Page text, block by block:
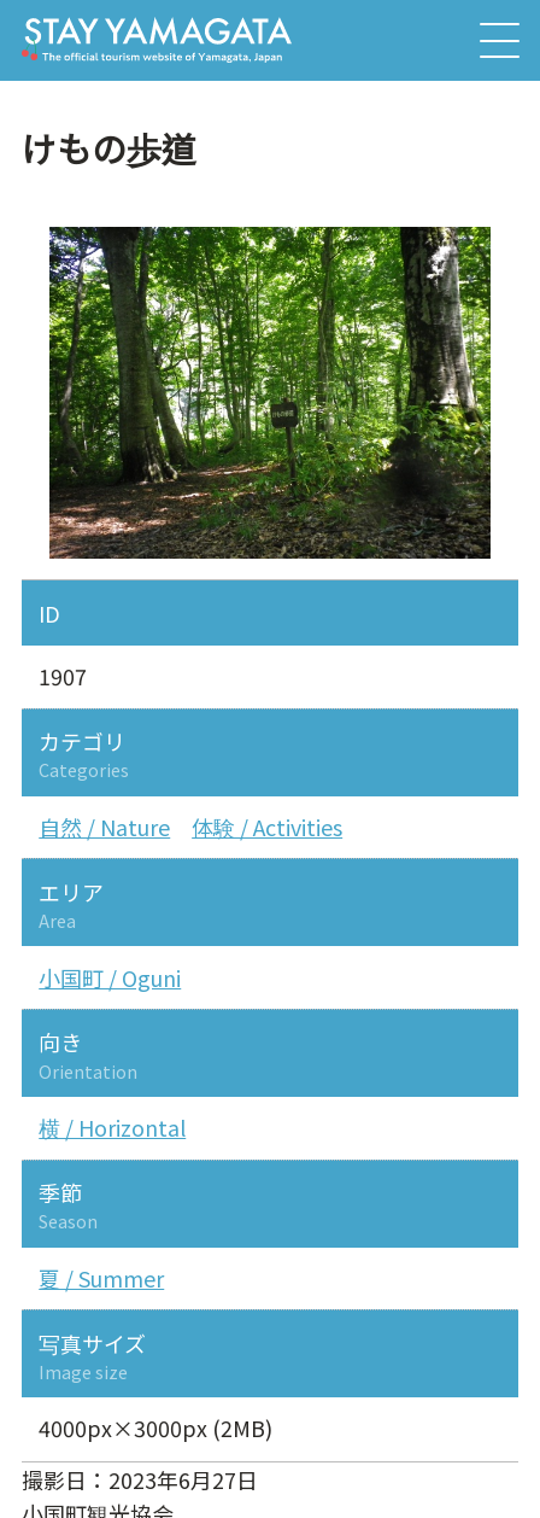
けもの歩道
ID
1907
カテゴリ
Categories
自然 / Nature 体験 / Activities
エリア
Area
小国町 / Oguni
向き
Orientation
横 / Horizontal
季節
Season
夏 / Summer
写真サイズ
Image size
4000px×3000px (2MB)
撮影日：2023年6月27日